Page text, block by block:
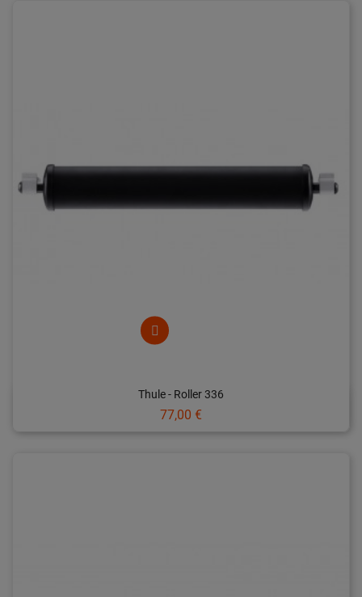
Thule - Roller 336
Prix
77,00 €